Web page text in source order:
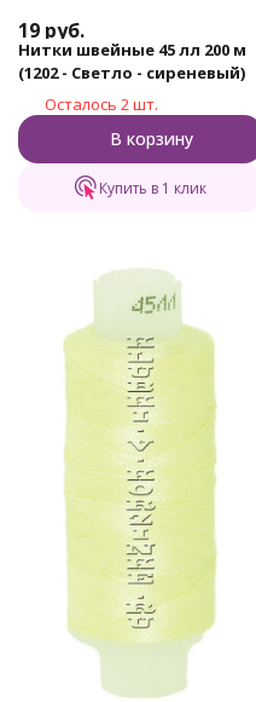
19 руб.
Нитки швейные 45 лл 200 м
(1202 - Светло - сиреневый)
Осталось 2 шт.
В корзину
Купить в 1 клик